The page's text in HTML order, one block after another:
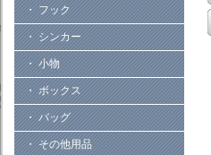
・ フック
・ シンカー
・ 小物
・ ボックス
・ バッグ
・ その他用品